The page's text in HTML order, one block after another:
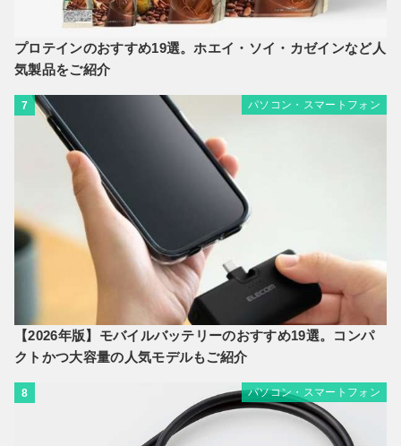
プロテインのおすすめ19選。ホエイ・ソイ・カゼインなど人
気製品をご紹介
7 パソコン・スマートフォン
【2026年版】モバイルバッテリーのおすすめ19選。コンパ
クトかつ大容量の人気モデルもご紹介
8 パソコン・スマートフォン